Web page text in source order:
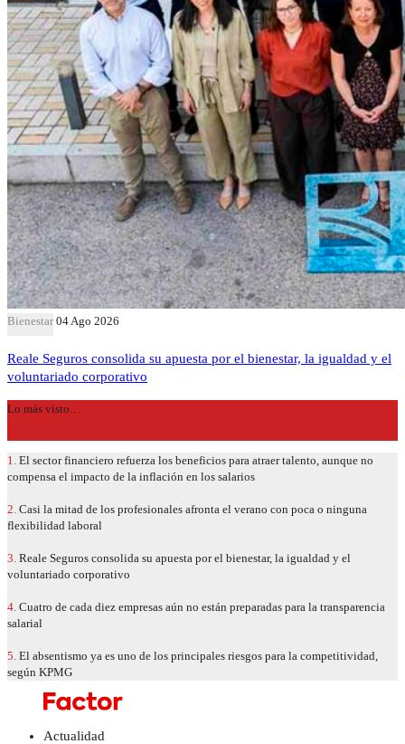
Bienestar 04 Ago 2026
Reale Seguros consolida su apuesta por el bienestar, la igualdad y el
voluntariado corporativo
Lo más visto…
1. El sector financiero refuerza los beneficios para atraer talento, aunque no
compensa el impacto de la inflación en los salarios
2. Casi la mitad de los profesionales afronta el verano con poca o ninguna
flexibilidad laboral
3. Reale Seguros consolida su apuesta por el bienestar, la igualdad y el
voluntariado corporativo
4. Cuatro de cada diez empresas aún no están preparadas para la transparencia
salarial
5. El absentismo ya es uno de los principales riesgos para la competitividad,
según KPMG
Actualidad